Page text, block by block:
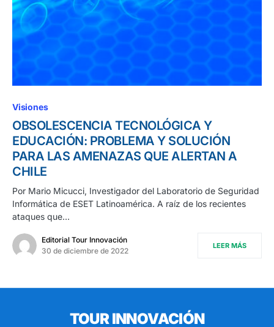
Visiones
OBSOLESCENCIA TECNOLÓGICA Y
EDUCACIÓN: PROBLEMA Y SOLUCIÓN
PARA LAS AMENAZAS QUE ALERTAN A
CHILE
Por Mario Micucci, Investigador del Laboratorio de Seguridad
Informática de ESET Latinoamérica. A raíz de los recientes
ataques que…
Editorial Tour Innovación
30 de diciembre de 2022
LEER MÁS
TOUR INNOVACIÓN